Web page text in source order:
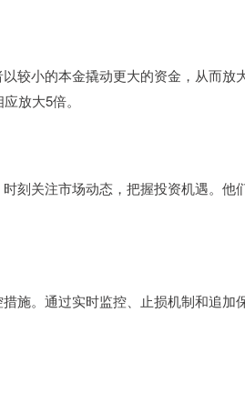
较小的本金撬动更大的资金，从而放
放大5倍。
刻关注市场动态，把握投资机遇。
施。通过实时监控、止损机制和追加